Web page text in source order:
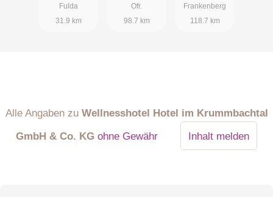
Fulda
31.9 km
Ofr.
98.7 km
Frankenberg
118.7 km
Alle Angaben zu Wellnesshotel Hotel im Krummbachtal
GmbH & Co. KG ohne Gewähr Inhalt melden